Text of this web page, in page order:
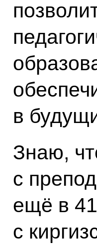
в
Знаю,
с
ещё в
с